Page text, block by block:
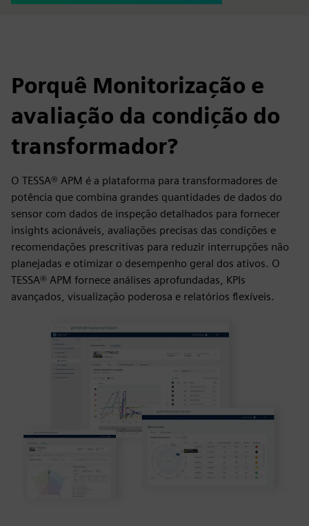
Porquê Monitorização e
avaliação da condição do
transformador?
O TESSA® APM é a plataforma para transformadores de
potência que combina grandes quantidades de dados do
sensor com dados de inspeção detalhados para fornecer
insights acionáveis, avaliações precisas das condições e
recomendações prescritivas para reduzir interrupções não
planejadas e otimizar o desempenho geral dos ativos. O
TESSA® APM fornece análises aprofundadas, KPIs
avançados, visualização poderosa e relatórios flexíveis.